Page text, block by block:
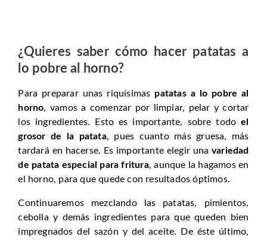
¿Quieres saber cómo hacer patatas a
lo pobre al horno?
Para preparar unas riquísimas patatas a lo pobre al
horno, vamos a comenzar por limpiar, pelar y cortar
los ingredientes. Esto es importante, sobre todoel
grosor de la patata, pues cuanto más gruesa, más
tardará en hacerse. Es importante elegir una variedad
de patata especial para fritura, aunque la hagamos en
el horno, para que quede con resultados óptimos.
Continuaremos mezclando las patatas, pimientos,
cebolla y demás ingredientes para que queden bien
impregnados del sazón y del aceite. De éste último,